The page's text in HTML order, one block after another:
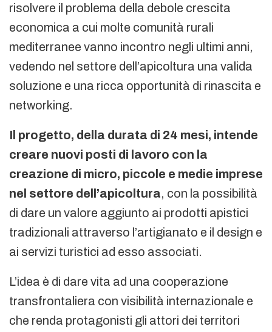
risolvere il problema della debole crescita
economica a cui molte comunità rurali
mediterranee vanno incontro negli ultimi anni,
vedendo nel settore dell’apicoltura una valida
soluzione e una ricca opportunità di rinascita e
networking.
Il progetto, della durata di 24 mesi, intende
creare nuovi posti di lavoro con la
creazione di micro, piccole e medie imprese
nel settore dell’apicoltura, con la possibilità
di dare un valore aggiunto ai prodotti apistici
tradizionali attraverso l’artigianato e il design e
ai servizi turistici ad esso associati.
L’idea è di dare vita ad una cooperazione
transfrontaliera con visibilità internazionale e
che renda protagonisti gli attori dei territori